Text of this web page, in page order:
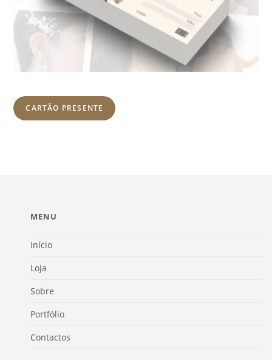
CARTÃO PRESENTE
MENU
Início
Loja
Sobre
Portfólio
Contactos